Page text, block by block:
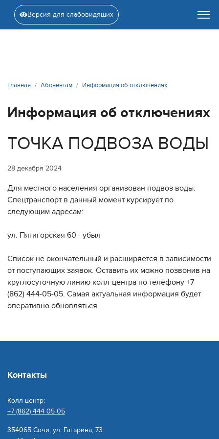
Версия для слабовидящих
Главная Абонентам Информация об отключениях
Информация об отключениях
ТОЧКА ПОДВОЗА ВОДЫ
28 декабря 2024
Для местного населения организован подвоз воды.
Спецтранспорт в данный момент курсирует по
следующим адресам:
ул. Пятигорская 60 - убыл
Список не окончательный и расширяется в зависимости
от поступающих заявок. Оставить их можно позвонив на
круглосуточную линию колл-центра по телефону +7
(862) 444-05-05. Самая актуальная информация будет
оперативно обновляться.
Контакты
Колл-центр:
+7 (862) 444 05 05
354065 Сочи, ул. Гагарина, 73